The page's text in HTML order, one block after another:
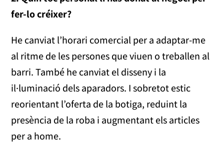
fer-lo créixer?
He canviat l’horari comercial per a adaptar-me
al ritme de les persones que viuen o treballen al
barri. També he canviat el disseny i la
il·luminació dels aparadors. I sobretot estic
reorientant l’oferta de la botiga, reduint la
presència de la roba i augmentant els articles
per a home.